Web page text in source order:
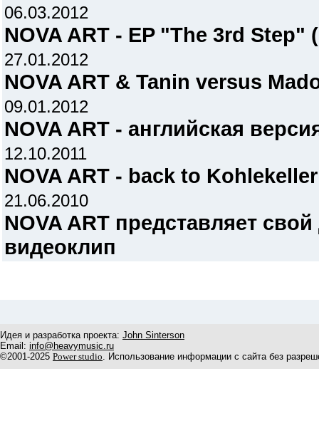
06.03.2012
NOVA ART - EP "The 3rd
27.01.2012
NOVA ART & Tanin versus
09.01.2012
NOVA ART - английская
12.10.2011
NOVA ART - back to
21.06.2010
NOVA ART представляет
видеоклип
Идея и разработка проекта: John Sinterson
Email: info@heavymusic.ru
©2001-2025 Power studio. Использование информации с сайта без